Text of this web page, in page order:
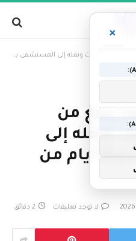
ونقله إلى المستشفى بعد ستة أيام من وقوع الزلزال
يبلغ من
ونقله إلى
أيام من
لا توجد تعليقات 2 دقائق
×